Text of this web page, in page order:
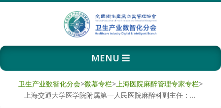
卫
生
产
Primary
Navigation
MENU
卫生产业数智化分会>微慕专栏>上海医院麻醉管理专家专栏>
上海交通大学医学院附属第一人民医院麻醉科副主任：黄丽娜